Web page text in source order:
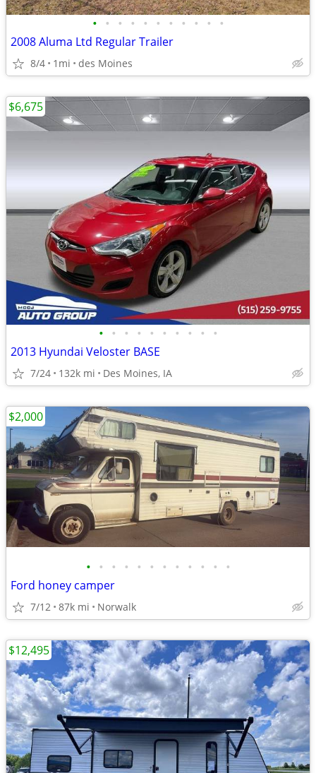
• • • • • • • • • • •
2008 Aluma Ltd Regular Trailer
8/4 1mi des Moines
• • • • • • • • • •
2013 Hyundai Veloster BASE
7/24 132k mi Des Moines, IA
$6,675
• • • • • • • • • • • •
Ford honey camper
7/12 87k mi Norwalk
$2,000
$12,495